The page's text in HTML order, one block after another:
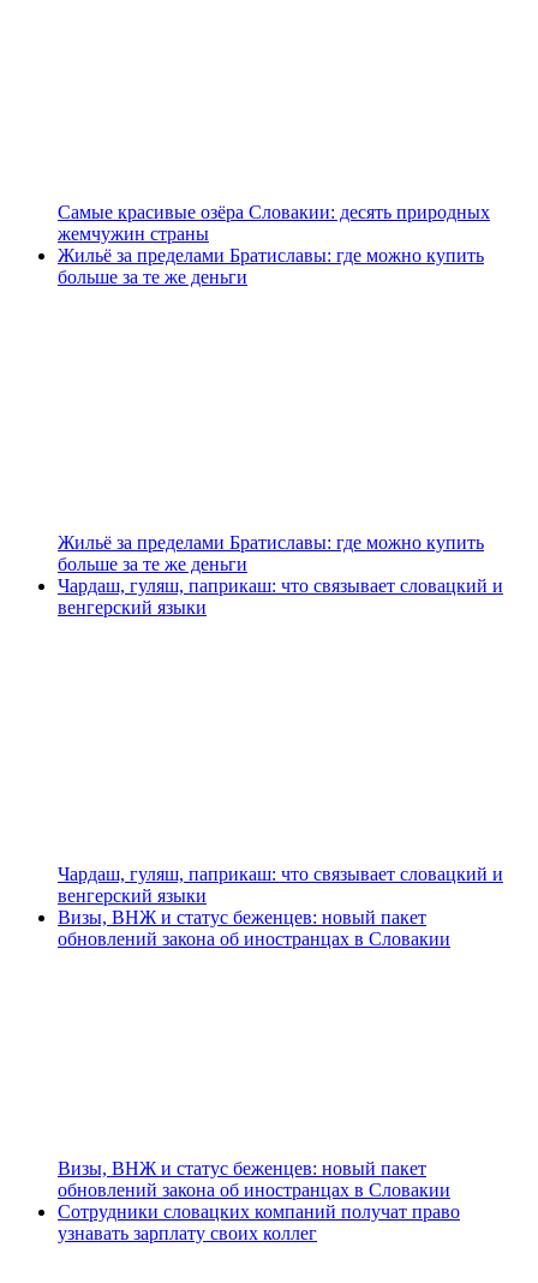
Самые красивые озёра Словакии: десять природных
жемчужин страны
Жильё за пределами Братиславы: где можно купить
больше за те же деньги
Жильё за пределами Братиславы: где можно купить
больше за те же деньги
Чардаш, гуляш, паприкаш: что связывает словацкий и
венгерский языки
Чардаш, гуляш, паприкаш: что связывает словацкий и
венгерский языки
Визы, ВНЖ и статус беженцев: новый пакет
обновлений закона об иностранцах в Словакии
Визы, ВНЖ и статус беженцев: новый пакет
обновлений закона об иностранцах в Словакии
Сотрудники словацких компаний получат право
узнавать зарплату своих коллег